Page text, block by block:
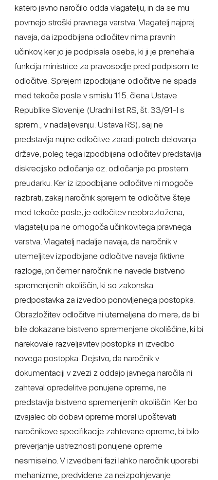
katero javno naročilo odda vlagatelju, in da se mu
povrnejo stroški pravnega varstva. Vlagatelj najprej
navaja, da izpodbijana odločitev nima pravnih
učinkov, ker jo je podpisala oseba, ki ji je prenehala
funkcija ministrice za pravosodje pred podpisom te
odločitve. Sprejem izpodbijane odločitve ne spada
med tekoče posle v smislu 115. člena Ustave
Republike Slovenije (Uradni list RS, št. 33/91-I s
sprem.; v nadaljevanju: Ustava RS), saj ne
predstavlja nujne odločitve zaradi potreb delovanja
države, poleg tega izpodbijana odločitev predstavlja
diskrecijsko odločanje oz. odločanje po prostem
preudarku. Ker iz izpodbijane odločitve ni mogoče
razbrati, zakaj naročnik sprejem te odločitve šteje
med tekoče posle, je odločitev neobrazložena,
vlagatelju pa ne omogoča učinkovitega pravnega
varstva. Vlagatelj nadalje navaja, da naročnik v
utemeljitev izpodbijane odločitve navaja fiktivne
razloge, pri čemer naročnik ne navede bistveno
spremenjenih okoliščin, ki so zakonska
predpostavka za izvedbo ponovljenega postopka.
Obrazložitev odločitve ni utemeljena do mere, da bi
bile dokazane bistveno spremenjene okoliščine, ki bi
narekovale razveljavitev postopka in izvedbo
novega postopka. Dejstvo, da naročnik v
dokumentaciji v zvezi z oddajo javnega naročila ni
zahteval opredelitve ponujene opreme, ne
predstavlja bistveno spremenjenih okoliščin. Ker bo
izvajalec ob dobavi opreme moral upoštevati
naročnikove specifikacije zahtevane opreme, bi bilo
preverjanje ustreznosti ponujene opreme
nesmiselno. V izvedbeni fazi lahko naročnik uporabi
mehanizme, predvidene za neizpolnjevanje